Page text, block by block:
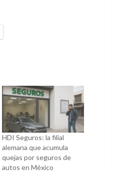
HDI Seguros: la filial
alemana que acumula
quejas por seguros de
autos en México